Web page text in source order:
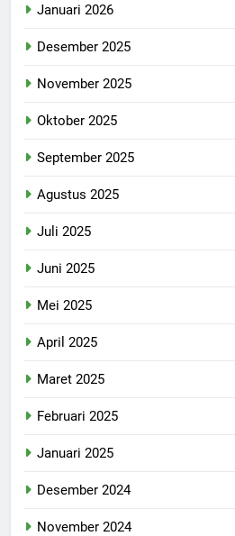
Januari 2026
Desember 2025
November 2025
Oktober 2025
September 2025
Agustus 2025
Juli 2025
Juni 2025
Mei 2025
April 2025
Maret 2025
Februari 2025
Januari 2025
Desember 2024
November 2024